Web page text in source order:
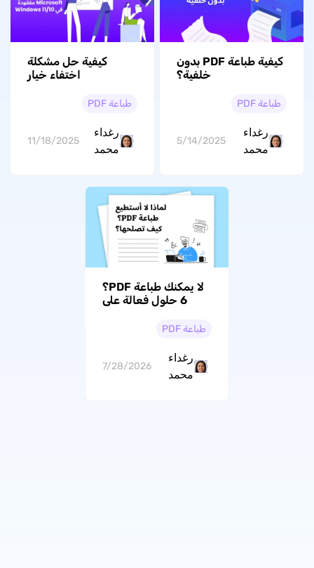
كيفية طباعة PDF بدون
خلفية؟
طباعة PDF
رغداء
محمد
5/14/2025
كيفية حل مشكلة
اختفاء خيار
PDF”؟ (5 حلول)طباعة PDF
رغداء
محمد
11/18/2025
لا يمكنك طباعة PDF؟
6 حلول فعالة على
طباعة PDF
رغداء
محمد
7/28/2026